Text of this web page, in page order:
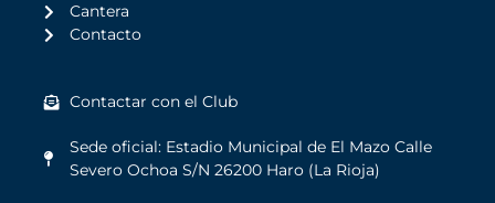
Cantera
Contacto
Contactar con el Club
Sede oficial: Estadio Municipal de El Mazo Calle
Severo Ochoa S/N 26200 Haro (La Rioja)